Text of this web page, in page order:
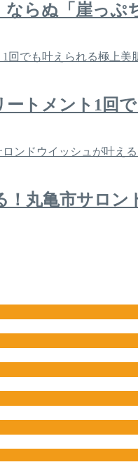
らぬ「崖っぷ
トメント1回
丸亀市サロ